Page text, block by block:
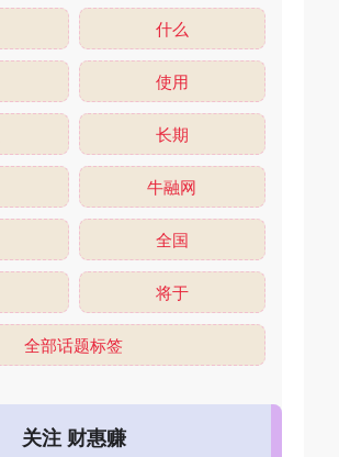
什么
使用
长期
牛融网
全国
将于
全部话题标签
关注 财惠赚